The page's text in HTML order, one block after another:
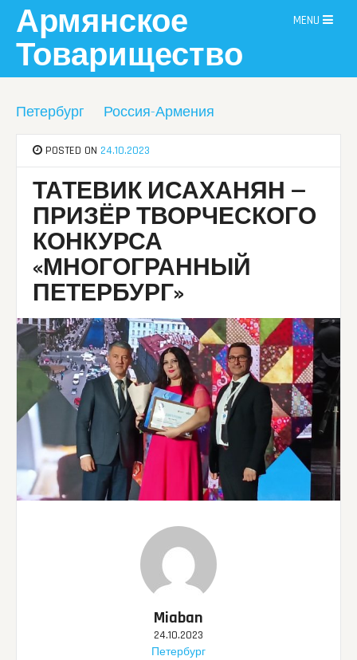
content
Армянское
Товарищество
MENU
Петербург Россия-Армения
POSTED ON 24.10.2023
ТАТЕВИК ИСАХАНЯН —
ПРИЗЁР ТВОРЧЕСКОГО
КОНКУРСА
«МНОГОГРАННЫЙ
ПЕТЕРБУРГ»
Miaban
24.10.2023
Петербург